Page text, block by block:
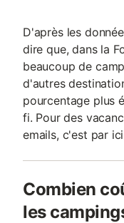
D'après les
dire que, dans la
beaucoup de
d'autres
pourcentage plus
fi. Pour des
emails, c'est par
Combien
les